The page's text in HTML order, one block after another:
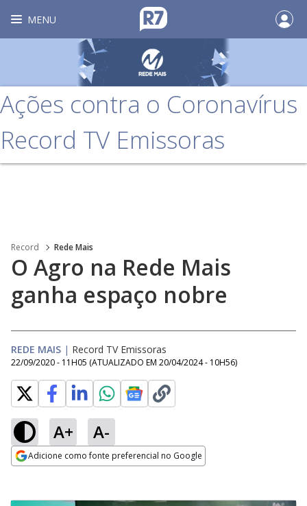
MENU
Ações contra o Coronavírus
Record TV Emissoras
Record Rede Mais
O Agro na Rede Mais
ganha espaço nobre
REDE MAIS | Record TV Emissoras
22/09/2020 - 11H05 (ATUALIZADO EM 20/04/2024 - 10H56)
A+ A-
Adicione como fonte preferencial no Google